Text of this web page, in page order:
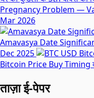
Pregnancy Problem —
Mar 2026
Amavasya Date
Dec 2025
Bitcoin Price Buy Timing
ताज़ा ई-पेपर